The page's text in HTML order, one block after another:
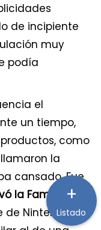
de incipiente
muy
podía
el
un tiempo,
como
la
cansado. Fue
la Famicom a
de Nintendo
+
Listado